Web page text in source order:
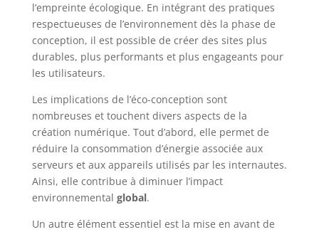
l’empreinte écologique. En intégrant des pratiques
respectueuses de l’environnement dès la phase de
conception, il est possible de créer des sites plus
durables, plus performants et plus engageants pour
les utilisateurs.
Les implications de l’éco-conception sont
nombreuses et touchent divers aspects de la
création numérique. Tout d’abord, elle permet de
réduire la consommation d’énergie associée aux
serveurs et aux appareils utilisés par les internautes.
Ainsi, elle contribue à diminuer l’impact
environnemental global.
Un autre élément essentiel est la mise en avant de